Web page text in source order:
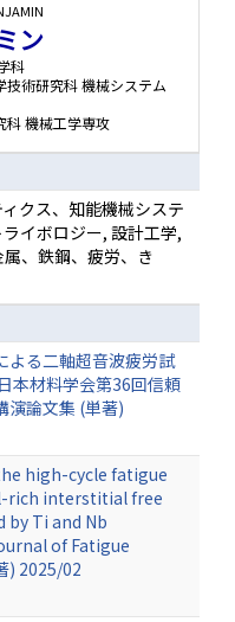
ン
科
技術研究科 機械システム
科 機械工学専攻
クス、知能機械システ
イボロジー, 設計工学,
、鉄鋼、疲労、き
よる二軸超音波疲労試
本材料学会第36回信頼
演論文集 (単著)
high-cycle fatigue
rich interstitial free
by Ti and Nb
of Fatigue
) 2025/02